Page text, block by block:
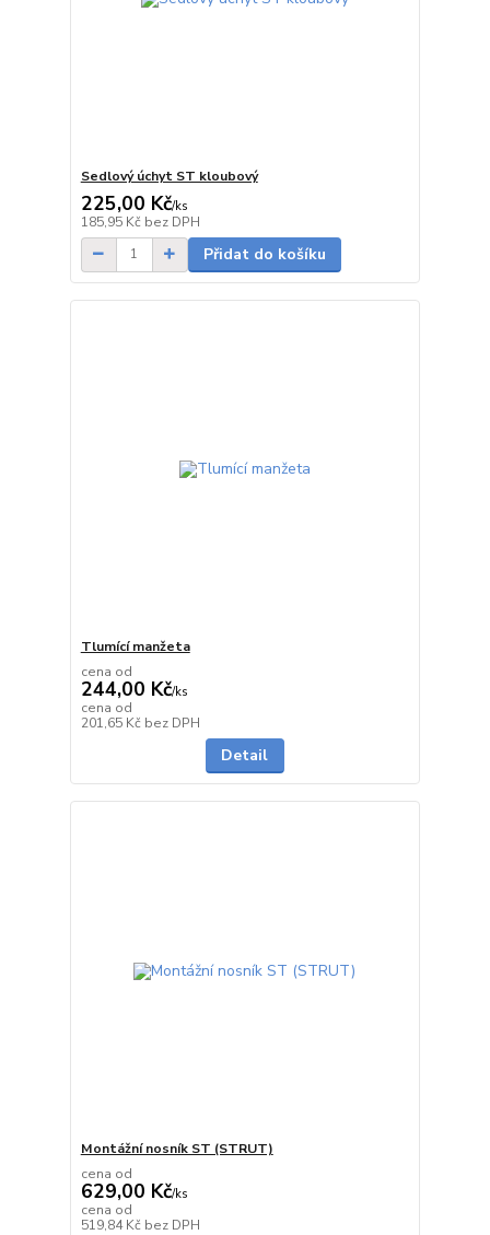
Sedlový úchyt ST kloubový
225,00 Kč/ks
185,95 Kč bez DPH
Přidat do košíku
Tlumící manžeta
cena od
244,00 Kč/ks
cena od
201,65 Kč bez DPH
Detail
Montážní nosník ST (STRUT)
cena od
629,00 Kč/ks
cena od
519,84 Kč bez DPH